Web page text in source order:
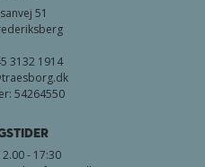
51
3132 1914
54264550
- 17:30